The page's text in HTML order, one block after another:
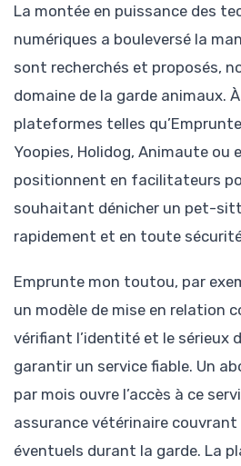
La montée en puissance des
numériques a bouleversé la
sont recherchés et proposés,
domaine de la garde animaux.
plateformes telles
Yoopies, Holidog, Animaute ou
positionnent en facilitateurs
souhaitant dénicher un pet-
rapidement et en toute
Emprunte mon toutou, par
un modèle de mise en relation
vérifiant l’identité et le sérieux
garantir un service fiable. Un
par mois ouvre l’accès à ce
assurance vétérinaire
éventuels durant la garde. La